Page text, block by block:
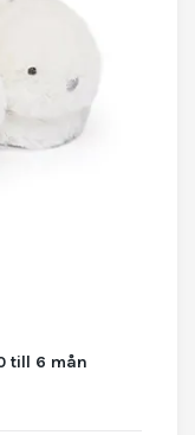
till 6 mån